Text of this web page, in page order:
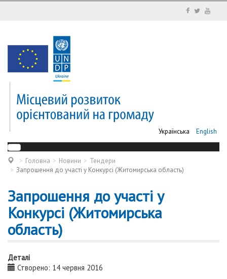
Українська English
Головна Новини
Тендери
Запрошення до участі у Конкурсі (Житомирська область)
Запрошення до участі у
Конкурсі (Житомирська
область)
Деталі
Створено: 14 червня 2016